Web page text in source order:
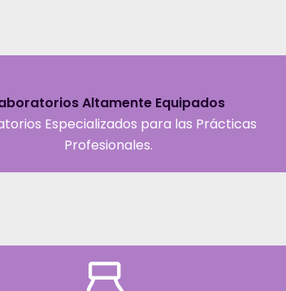
Altamente Equipados
Especializados para las Prácticas
Profesionales.